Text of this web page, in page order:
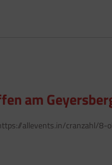
am
allevents.in/cranzahl/